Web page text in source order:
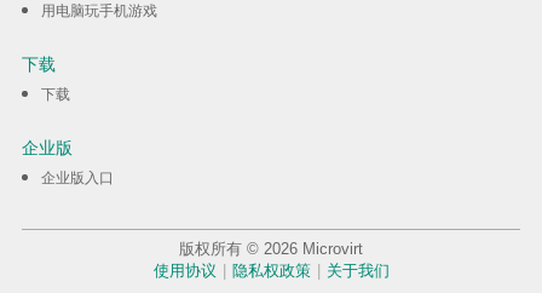
用电脑玩手机游戏
下载
下载
企业版
企业版入口
版权所有 © 2026 Microvirt
使用协议
隐私权政策 关于我们